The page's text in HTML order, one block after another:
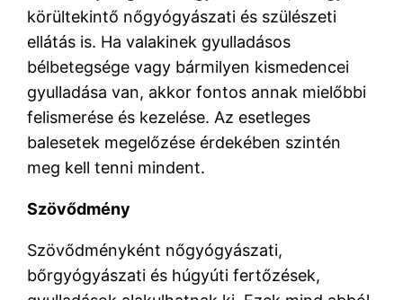
körültekintő nőgyógyászati és szülészeti
ellátás is. Ha valakinek gyulladásos
bélbetegsége vagy bármilyen kismedencei
gyulladása van, akkor fontos annak mielőbbi
felismerése és kezelése. Az esetleges
balesetek megelőzése érdekében szintén
meg kell tenni mindent.
Szövődmény
Szövődményként nőgyógyászati,
bőrgyógyászati és húgyúti fertőzések,